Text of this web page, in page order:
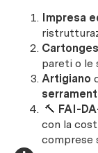
Impresa
pareti o
Artigiano
🔨 FAI-
con la
comprese